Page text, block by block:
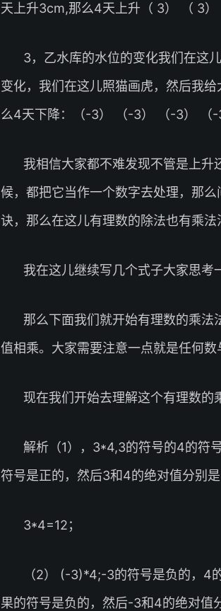
天上升3cm,那么4天上升（ 3） （ 3
3，乙水库的水位的变化我们在这
变化，我们在这儿照猫画虎，然后我
么4天下降：（-3） （-3） （-3） （-
我相信大家都不难发现不管是上
候，都把它当作一个数字去处理，那
诀，那么在这儿有理数的除法也有乘
我在这儿继续写几个式子大家思
那么下面我们就开始有理数的乘
值相乘。大家需要注意一点就是任何数
现在我们开始去理解这个有理数的
解析（1），3*4,3的符号的4的符
符号是正的，然后3和4的绝对值分别
3*4=12；
（2） (-3)*4;-3的符号是负的，4
果的符号是负的，然后-3和4的绝对值